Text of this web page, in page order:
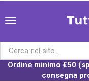
Ordine minimo €50
consegna